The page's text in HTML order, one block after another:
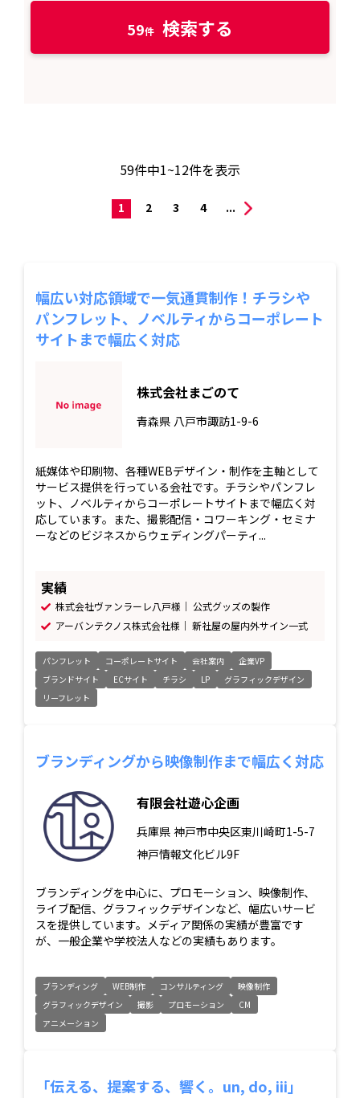
59 検索する
59件中1~12件を表示
1 2 3 4 ...
幅広い対応領域で一気通貫制作！チラシや
パンフレット、ノベルティからコーポレート
サイトまで幅広く対応
株式会社まごのて
青森県 八戸市諏訪1-9-6
紙媒体や印刷物、各種WEBデザイン・制作を主軸として
サービス提供を行っている会社です。チラシやパンフレ
ット、ノベルティからコーポレートサイトまで幅広く対
応しています。また、撮影配信・コワーキング・セミナ
ーなどのビジネスからウェディングパーティ...
実績
株式会社ヴァンラーレ八戸様｜ 公式グッズの製作
アーバンテクノス株式会社様｜ 新社屋の屋内外サイン一式
パンフレット コーポレートサイト 会社案内
企業VP
ブランドサイト
ECサイト チラシ LP
グラフィックデザイン
リーフレット
ブランディングから映像制作まで幅広く対応
有限会社遊心企画
兵庫県 神戸市中央区東川崎町1-5-7
神戸情報文化ビル9F
ブランディングを中心に、プロモーション、映像制作、
ライブ配信、グラフィックデザインなど、幅広いサービ
スを提供しています。メディア関係の実績が豊富です
が、一般企業や学校法人などの実績もあります。
ブランディング WEB制作 コンサルティング
映像制作
グラフィックデザイン
撮影 プロモーション
CM
アニメーション
「伝える、提案する、響く。un, do, iii」